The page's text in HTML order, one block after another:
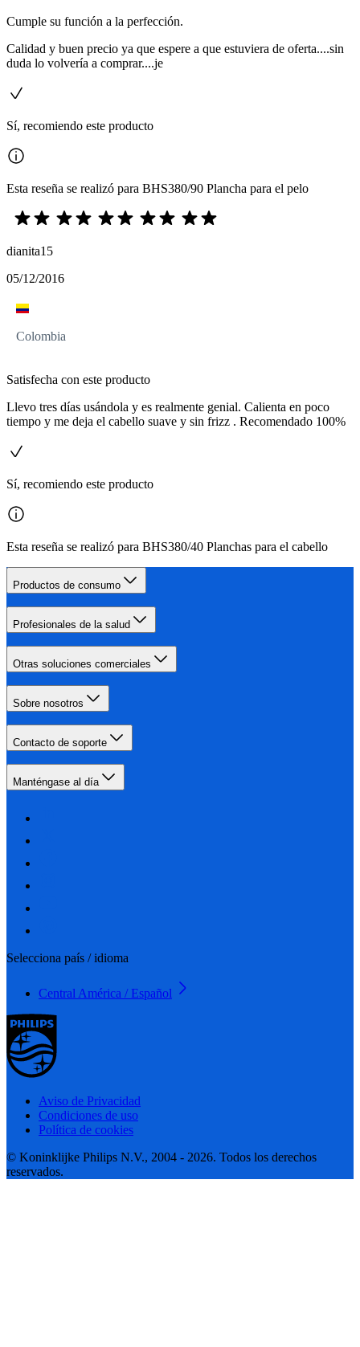
Cumple su función a la perfección.
Calidad y buen precio ya que espere a que estuviera de oferta....sin
duda lo volvería a comprar....je
Sí, recomiendo este producto
Esta reseña se realizó para BHS380/90 Plancha para el pelo
dianita15
05/12/2016
Colombia
Satisfecha con este producto
Llevo tres días usándola y es realmente genial. Calienta en poco
tiempo y me deja el cabello suave y sin frizz . Recomendado 100%
Sí, recomiendo este producto
Esta reseña se realizó para BHS380/40 Planchas para el cabello
Productos de consumo
Profesionales de la salud
Otras soluciones comerciales
Sobre nosotros
Contacto de soporte
Manténgase al día
Selecciona país / idioma
Central América / Español
Aviso de Privacidad
Condiciones de uso
Política de cookies
© Koninklijke Philips N.V., 2004 - 2026. Todos los derechos
reservados.